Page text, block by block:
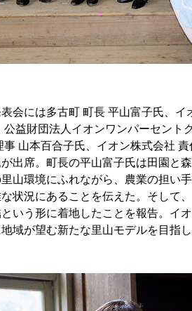
会には多古町 町長 平山富子氏、
公益財団法人イオンワンパーセント
事 山本百合子氏、イオン株式会社
出席。町長の平山富子氏は田園と
山環境にふれながら、農業の担い
状況にあることを伝えた。そして
いう形に着地したことを報告。イ
域が望む新たな里山モデルを目指